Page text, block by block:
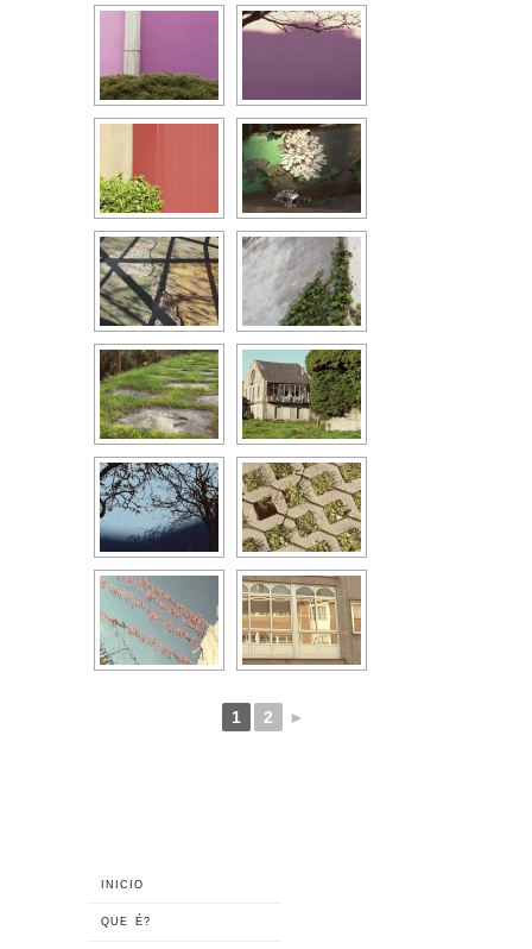
1 2 ►
INICIO
QUE É?